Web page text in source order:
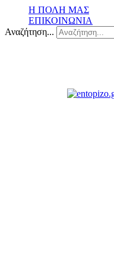
Η ΠΟΛΗ ΜΑΣ
ΕΠΙΚΟΙΝΩΝΙΑ
Αναζήτηση...